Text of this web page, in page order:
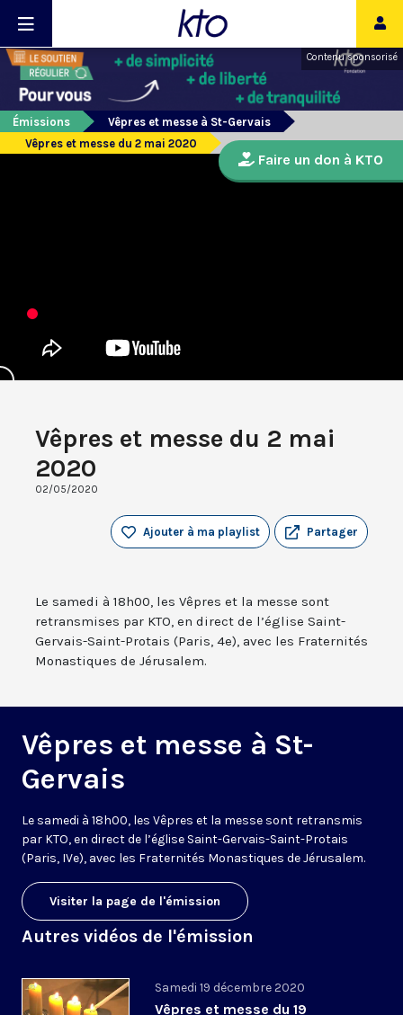
Contenu sponsorisé
Émissions
Vêpres et messe à St-Gervais
Vêpres et messe du 2 mai 2020
Vêpres et messe du 2 mai
2020
02/05/2020
Partager
Ajouter à ma playlist
Le samedi à 18h00, les Vêpres et la messe sont
retransmises par KTO, en direct de l’église Saint-
Gervais-Saint-Protais (Paris, 4e), avec les Fraternités
Monastiques de Jérusalem.
Vêpres et messe à St-
Gervais
Le samedi à 18h00, les Vêpres et la messe sont retransmis
par KTO, en direct de l’église Saint-Gervais-Saint-Protais
(Paris, IVe), avec les Fraternités Monastiques de Jérusalem.
Visiter la page de l'émission
Autres vidéos de l'émission
Samedi 19 décembre 2020
Vêpres et messe du 19
Faire un don à KTO